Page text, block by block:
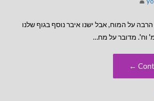
על המוח, אבל ישנו איבר נוסף בגוף שלנו
וח'. מדובר על מח…